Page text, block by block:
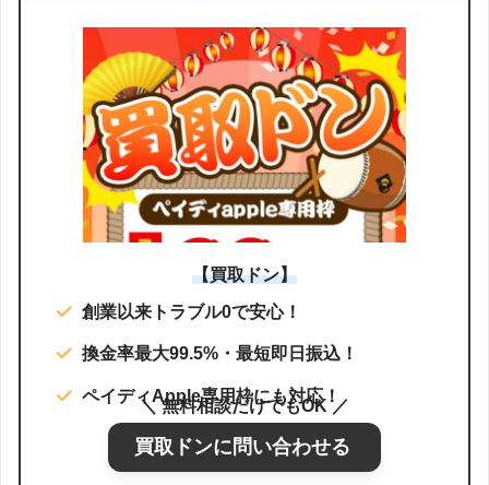
【買取ドン】
創業以来トラブル0で安心！
換金率最大99.5%・最短即日振込！
ペイディApple専用枠にも対応！
＼ 無料相談だけでもOK ／
買取ドンに問い合わせる